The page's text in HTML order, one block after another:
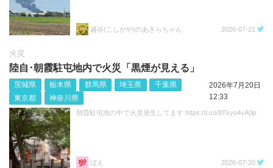
越谷(こしがや)のあきらちゃん 2026-07-21
火災
陸自･朝霞駐屯地内で火災「黒煙が見える」
茨城県 栃木県 群馬県 埼玉県
千葉県
東京都
神奈川県
2026年7月20日
12:33
朝霞駐屯地の中で火災発生してます https://t.co/8Tkyo4vA0p
ぼえ 2026-07-20